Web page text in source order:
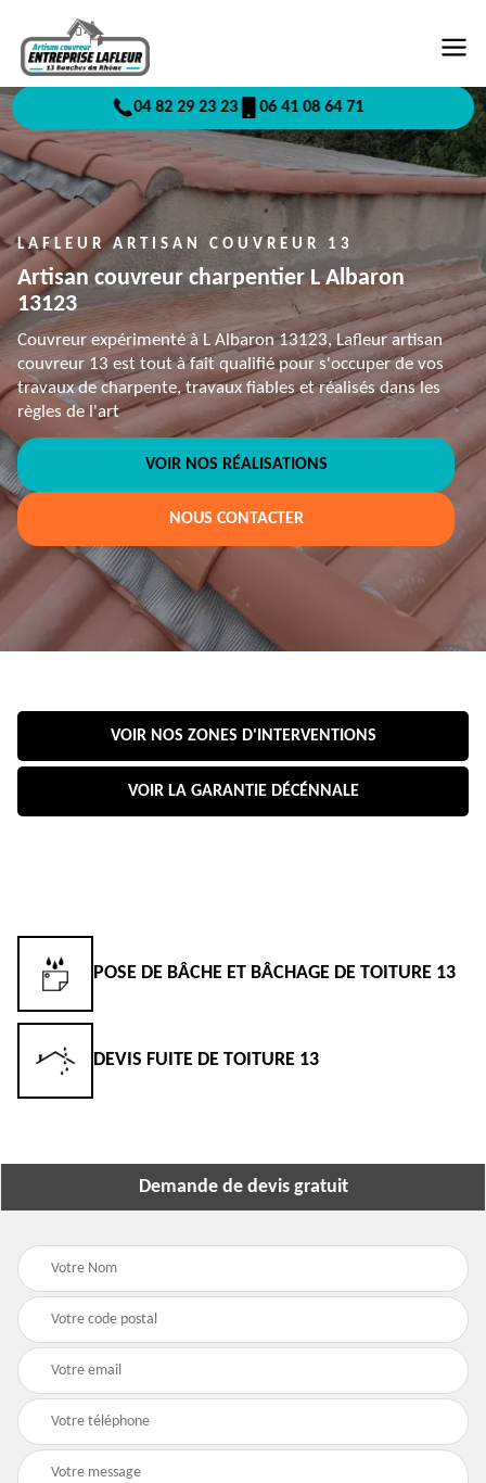
04 82 29 23 23 06 41 08 64 71
LAFLEUR ARTISAN COUVREUR 13
Artisan couvreur charpentier L Albaron
13123
Couvreur expérimenté à L Albaron 13123, Lafleur artisan
couvreur 13 est tout à fait qualifié pour s'occuper de vos
travaux de charpente, travaux fiables et réalisés dans les
règles de l'art
VOIR NOS RÉALISATIONS
NOUS CONTACTER
VOIR NOS ZONES D'INTERVENTIONS
VOIR LA GARANTIE DÉCÉNNALE
POSE DE BÂCHE ET BÂCHAGE DE TOITURE 13
DEVIS FUITE DE TOITURE 13
Demande de devis gratuit